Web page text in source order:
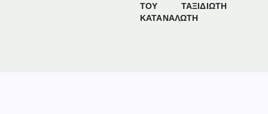
ΤΟΥ
ΚΑΤΑΝΑΛΩΤΗ
ΤΑΞΙΔΙΩΤΗ